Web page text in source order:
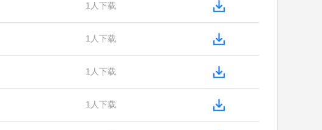
1人下载
1人下载
1人下载
1人下载